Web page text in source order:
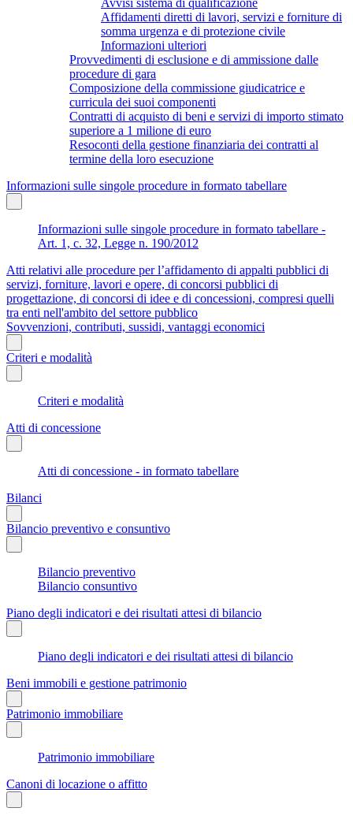
Affidamenti diretti di lavori, servizi e forniture di
somma urgenza e di protezione civile
Informazioni ulteriori
Provvedimenti di esclusione e di ammissione dalle
procedure di gara
Composizione della commissione giudicatrice e
curricula dei suoi componenti
Contratti di acquisto di beni e servizi di importo stimato
superiore a 1 milione di euro
Resoconti della gestione finanziaria dei contratti al
termine della loro esecuzione
Informazioni sulle singole procedure in formato tabellare
Informazioni sulle singole procedure in formato tabellare -
Art. 1, c. 32, Legge n. 190/2012
Atti relativi alle procedure per l’affidamento di appalti pubblici di
servizi, forniture, lavori e opere, di concorsi pubblici di
progettazione, di concorsi di idee e di concessioni, compresi quelli
tra enti nell'ambito del settore pubblico
Sovvenzioni, contributi, sussidi, vantaggi economici
Criteri e modalità
Criteri e modalità
Atti di concessione
Atti di concessione - in formato tabellare
Bilanci
Bilancio preventivo e consuntivo
Bilancio preventivo
Bilancio consuntivo
Piano degli indicatori e dei risultati attesi di bilancio
Piano degli indicatori e dei risultati attesi di bilancio
Beni immobili e gestione patrimonio
Patrimonio immobiliare
Patrimonio immobiliare
Canoni di locazione o affitto